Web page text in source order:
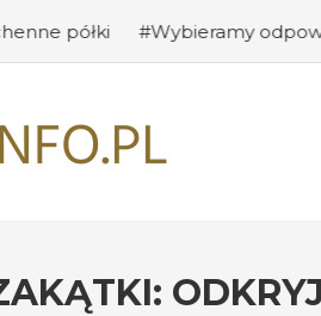
odpowiednie kolory